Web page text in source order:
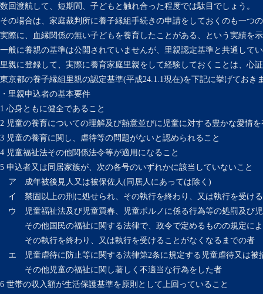
数回渡航して、短期間、子どもと触れ合った程度では駄目でしょう。
その場合は、家庭裁判所に養子縁組手続きの申請をしておくのも一つ
実際に、血縁関係の無い子どもを養育したことがある、という実績を
一般に養親の基準は公開されていませんが、里親認定基準と共通して
里親に登録して、実際に養育家庭里親をして経験しておくことは、心
東京都の養子縁組里親の認定基準(平成24.1.1現在)を下記に挙げておき
・里親申込者の基本要件
1 心身ともに健全であること
2 児童の養育についての理解及び熱意並びに児童に対する豊かな愛情
3 児童の養育に関し、虐待等の問題がないと認められること
4 児童福祉法その他関係法令等が適用になること
5 申込者又は同居家族が、次の各号のいずれかに該当していないこと
ア 成年被後見人又は被保佐人(同居人にあっては除く)
イ 禁固以上の刑に処せられ、その執行を終わり、又は執行を受け
ウ 児童福祉法及び児童買春、児童ポルノに係る行為等の処罰及び
その他国民の福祉に関する法律で、政令で定めるものの規定によ
その執行を終わり、又は執行を受けることがなくなるまでの者
エ 児童虐待に防止等に関する法律第2条に規定する児童虐待又は被
その他児童の福祉に関し著しく不適当な行為をした者
6 世帯の収入額が生活保護基準を原則として上回っていること